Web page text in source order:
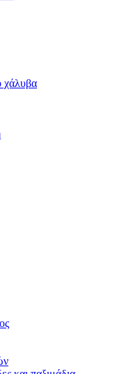
χάλυβα